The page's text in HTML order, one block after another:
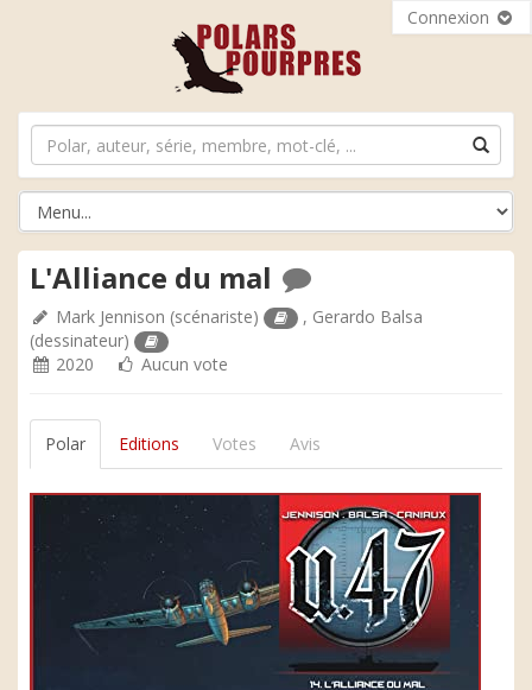
Connexion
L'Alliance du mal
Mark Jennison (scénariste) , Gerardo Balsa
(dessinateur)
2020
Aucun vote
Polar Editions Votes Avis